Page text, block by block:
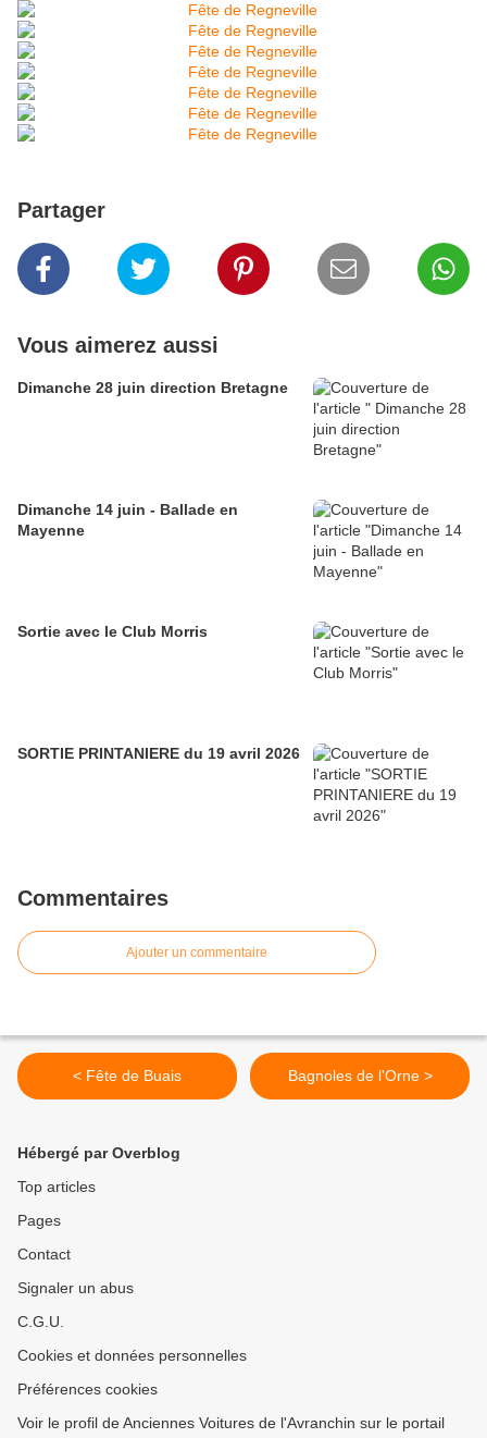
Partager
Vous aimerez aussi
Dimanche 28 juin direction Bretagne
Dimanche 14 juin - Ballade en
Mayenne
Sortie avec le Club Morris
SORTIE PRINTANIERE du 19 avril 2026
Commentaires
Ajouter un commentaire
< Fête de Buais Bagnoles de l'Orne >
Hébergé par Overblog
Top articles
Pages
Contact
Signaler un abus
C.G.U.
Cookies et données personnelles
Préférences cookies
Voir le profil de Anciennes Voitures de l'Avranchin sur le portail